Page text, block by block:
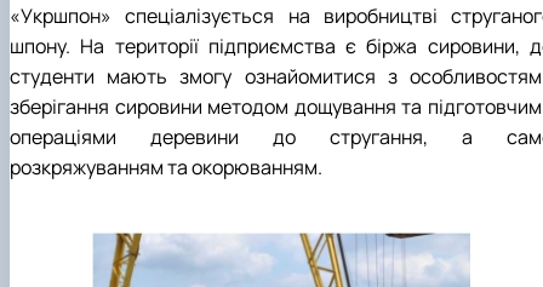
«Укршпон» спеціалізується на виробництві
шпону. На території підприємства є біржа сировини,
студенти мають змогу ознайомитися з
зберігання сировини методом дощування та
операціями деревини до стругання, а
розкряжуванням та окорюванням.